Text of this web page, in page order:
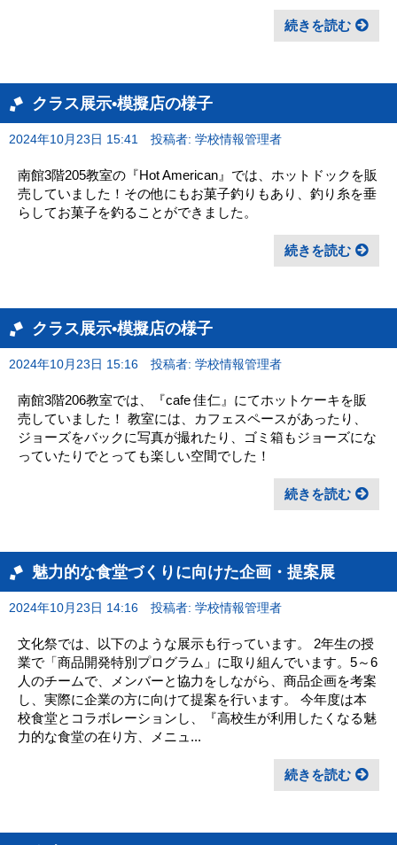
続きを読む
クラス展示•模擬店の様子
2024年10月23日 15:41 投稿者: 学校情報管理者
南館3階205教室の『Hot American』では、ホットドックを販
売していました！その他にもお菓子釣りもあり、釣り糸を垂
らしてお菓子を釣ることができました。
続きを読む
クラス展示•模擬店の様子
2024年10月23日 15:16 投稿者: 学校情報管理者
南館3階206教室では、『cafe 佳仁』にてホットケーキを販
売していました！ 教室には、カフェスペースがあったり、
ジョーズをバックに写真が撮れたり、ゴミ箱もジョーズにな
っていたりでとっても楽しい空間でした！
続きを読む
魅力的な食堂づくりに向けた企画・提案展
2024年10月23日 14:16 投稿者: 学校情報管理者
文化祭では、以下のような展示も行っています。 2年生の授
業で「商品開発特別プログラム」に取り組んでいます。5～6
人のチームで、メンバーと協力をしながら、商品企画を考案
し、実際に企業の方に向けて提案を行います。 今年度は本
校食堂とコラボレーションし、『高校生が利用したくなる魅
力的な食堂の在り方、メニュ...
続きを読む